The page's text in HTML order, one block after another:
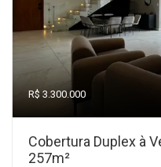
R$ 3.300.000
Cobertura Duplex à
257m²